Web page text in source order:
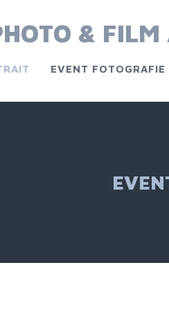
& FILM
EVENT FOTOGRAFIE